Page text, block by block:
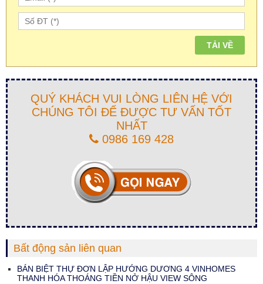
QUÝ KHÁCH VUI LÒNG LIÊN HỆ VỚI
CHÚNG TÔI ĐỂ ĐƯỢC TƯ VẤN TỐT
NHẤT
0986 169 428
Bất động sản liên quan
BÁN BIỆT THỰ ĐƠN LẬP HƯỚNG DƯƠNG 4 VINHOMES
THANH HÓA THOÁNG TIỀN NỞ HẬU VIEW SÔNG